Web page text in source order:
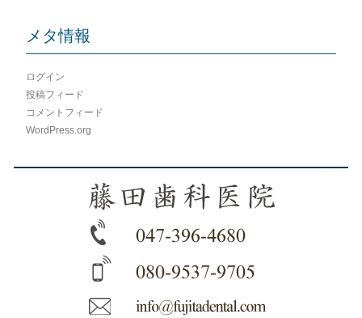
メタ情報
ログイン
投稿フィード
コメントフィード
WordPress.org